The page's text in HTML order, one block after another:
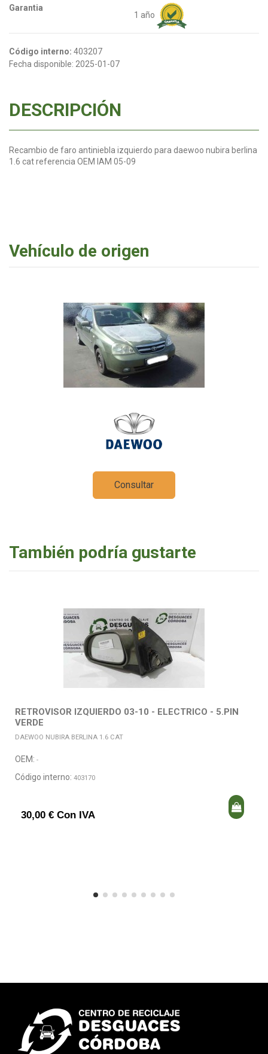
Garantia
1 año
Código interno: 403207
Fecha disponible: 2025-01-07
DESCRIPCIÓN
Recambio de faro antiniebla izquierdo para daewoo nubira berlina
1.6 cat referencia OEM IAM 05-09
Vehículo de origen
Consultar
También podría gustarte
RETROVISOR IZQUIERDO 03-10 - ELECTRICO - 5.PIN
VERDE
DAEWOO NUBIRA BERLINA 1.6 CAT
OEM: -
Código interno: 403170
30,00 € Con IVA